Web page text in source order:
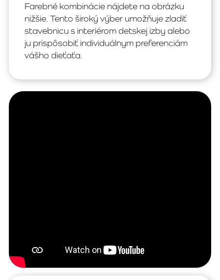
Farebné kombinácie nájdete na obrázku
nižšie. Tento široký výber umožňuje zladiť
stavebnicu s interiérom detskej izby alebo
ju prispôsobiť individuálnym preferenciám
vášho dieťaťa.